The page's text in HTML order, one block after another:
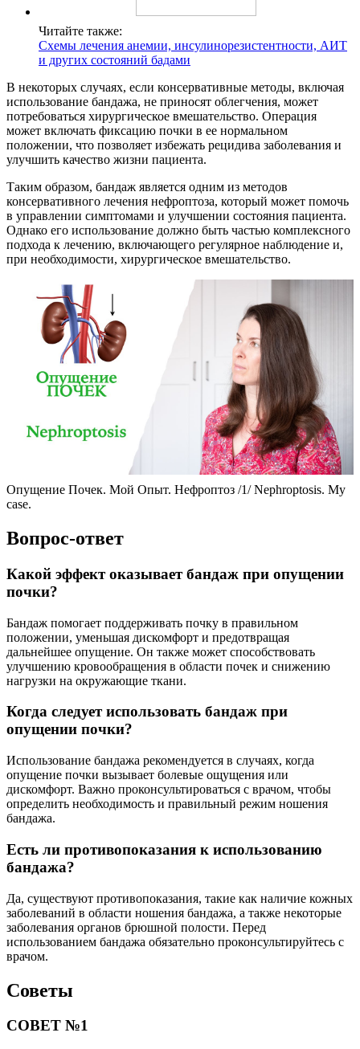
Читайте также:
Схемы лечения анемии, инсулинорезистентности, АИТ
и других состояний бадами
В некоторых случаях, если консервативные методы, включая
использование бандажа, не приносят облегчения, может
потребоваться хирургическое вмешательство. Операция
может включать фиксацию почки в ее нормальном
положении, что позволяет избежать рецидива заболевания и
улучшить качество жизни пациента.
Таким образом, бандаж является одним из методов
консервативного лечения нефроптоза, который может помочь
в управлении симптомами и улучшении состояния пациента.
Однако его использование должно быть частью комплексного
подхода к лечению, включающего регулярное наблюдение и,
при необходимости, хирургическое вмешательство.
Опущение Почек. Мой Опыт. Нефроптоз /1/ Nephroptosis. My
case.
Вопрос-ответ
Какой эффект оказывает бандаж при опущении
почки?
Бандаж помогает поддерживать почку в правильном
положении, уменьшая дискомфорт и предотвращая
дальнейшее опущение. Он также может способствовать
улучшению кровообращения в области почек и снижению
нагрузки на окружающие ткани.
Когда следует использовать бандаж при
опущении почки?
Использование бандажа рекомендуется в случаях, когда
опущение почки вызывает болевые ощущения или
дискомфорт. Важно проконсультироваться с врачом, чтобы
определить необходимость и правильный режим ношения
бандажа.
Есть ли противопоказания к использованию
бандажа?
Да, существуют противопоказания, такие как наличие кожных
заболеваний в области ношения бандажа, а также некоторые
заболевания органов брюшной полости. Перед
использованием бандажа обязательно проконсультируйтесь с
врачом.
Советы
СОВЕТ №1